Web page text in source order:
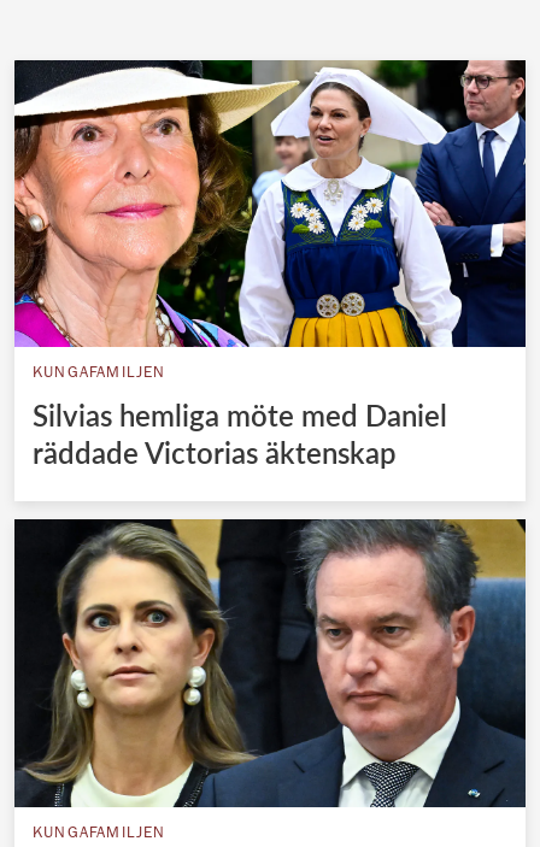
KUNGAFAMILJEN
Silvias hemliga möte med Daniel
räddade Victorias äktenskap
KUNGAFAMILJEN